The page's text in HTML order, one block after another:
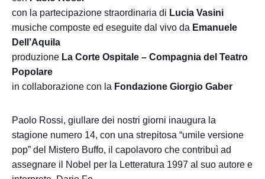
con la partecipazione straordinaria di Lucia Vasini
musiche composte ed eseguite dal vivo da Emanuele
Dell’Aquila
produzione La Corte Ospitale – Compagnia del Teatro
Popolare
in collaborazione con la Fondazione Giorgio Gaber
Paolo Rossi, giullare dei nostri giorni inaugura la
stagione numero 14, con una strepitosa “umile versione
pop” del Mistero Buffo, il capolavoro che contribuì ad
assegnare il Nobel per la Letteratura 1997 al suo autore e